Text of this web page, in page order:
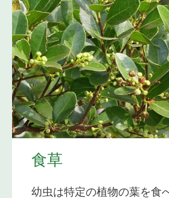
食草
幼虫は特定の植物の葉を食